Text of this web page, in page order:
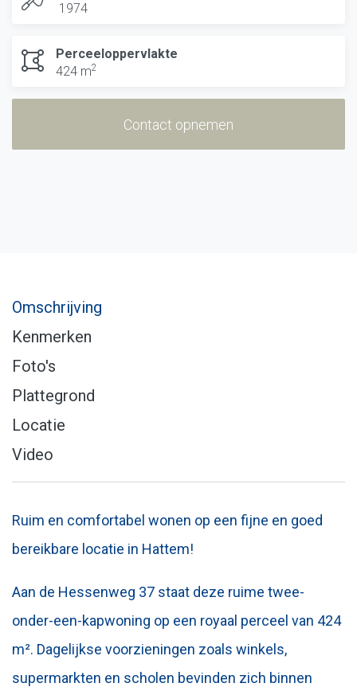
1974
Perceeloppervlakte
424 m2
Contact opnemen
Omschrijving
Kenmerken
Foto's
Plattegrond
Locatie
Video
Ruim en comfortabel wonen op een fijne en goed
bereikbare locatie in Hattem!
Aan de Hessenweg 37 staat deze ruime twee-
onder-een-kapwoning op een royaal perceel van 424
m². Dagelijkse voorzieningen zoals winkels,
supermarkten en scholen bevinden zich binnen